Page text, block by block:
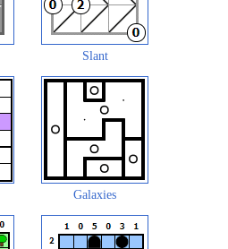
Slant
Galaxies